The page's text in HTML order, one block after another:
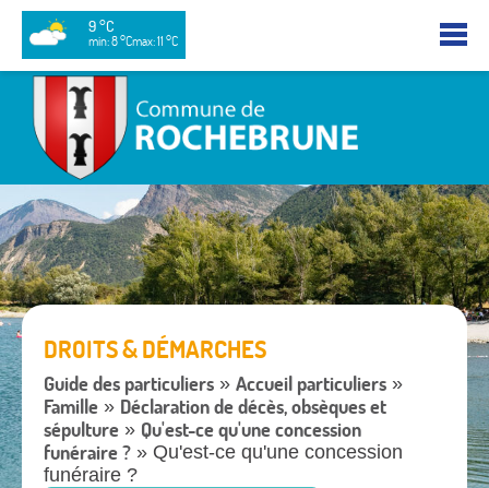
9 °C
min: 8 °Cmax: 11 °C
DROITS & DÉMARCHES
Guide des particuliers » Accueil particuliers »
Famille » Déclaration de décès, obsèques et
sépulture » Qu'est-ce qu'une concession
funéraire ? » Qu'est-ce qu'une concession
funéraire ?